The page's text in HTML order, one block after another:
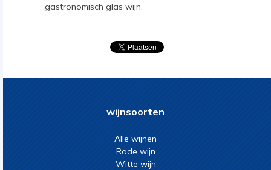
gastronomisch glas wijn.
wijnsoorten
Alle wijnen
Rode wijn
Witte wijn